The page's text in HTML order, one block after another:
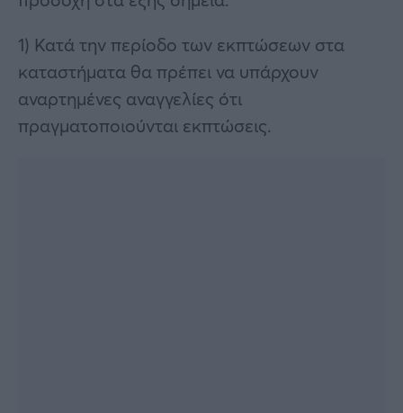
1) Κατά την περίοδο των εκπτώσεων στα
καταστήματα θα πρέπει να υπάρχουν
αναρτημένες αναγγελίες ότι
πραγματοποιούνται εκπτώσεις.